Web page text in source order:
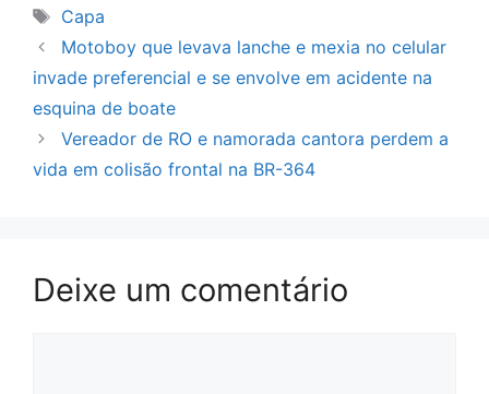
Tags
Capa
Motoboy que levava lanche e mexia no celular
invade preferencial e se envolve em acidente na
esquina de boate
Vereador de RO e namorada cantora perdem a
vida em colisão frontal na BR-364
Deixe um comentário